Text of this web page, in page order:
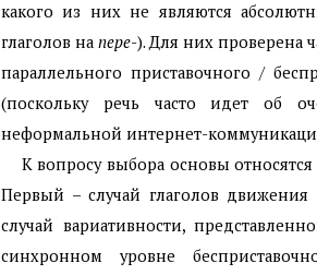
какого из них не являются
глаголов напере-). Для них проверена
параллельного приставочного /
(поскольку речь часто идет об
неформальной интернет-
К вопросу выбора основы
Первый – случай глаголов
случай вариативности,
синхронном уровне